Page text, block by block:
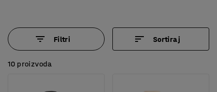
Filtri Sortiraj
10 proizvoda